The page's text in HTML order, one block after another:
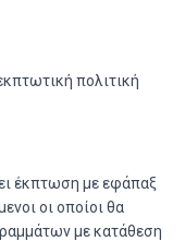
πολιτική
έκπτωση με εφάπαξ
οι οποίοι θα
με κατάθεση